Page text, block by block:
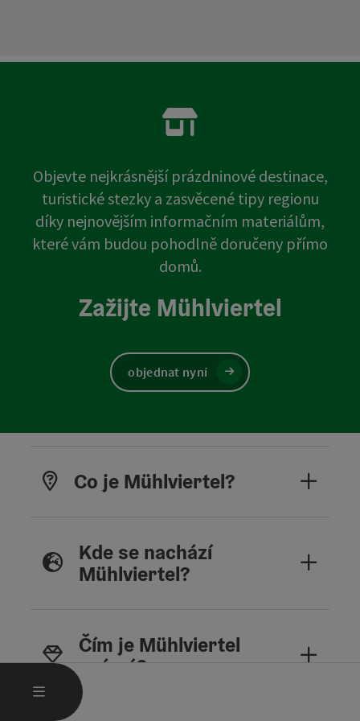
MENU
Objevte nejkrásnější prázdninové destinace,
turistické stezky a zasvěcené tipy regionu
díky nejnovějším informačním materiálům,
které vám budou pohodlně doručeny přímo
domů.
Zažijte Mühlviertel
objednat nyní
Co je Mühlviertel?
Kde se nachází
Mühlviertel?
Čím je Mühlviertel
známý?